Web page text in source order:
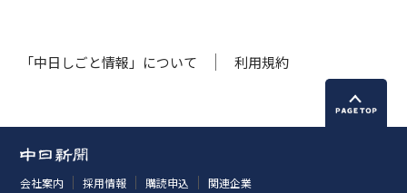
「中日しごと情報」について 利用規約
会社案内 採用情報 購読申込 関連企業